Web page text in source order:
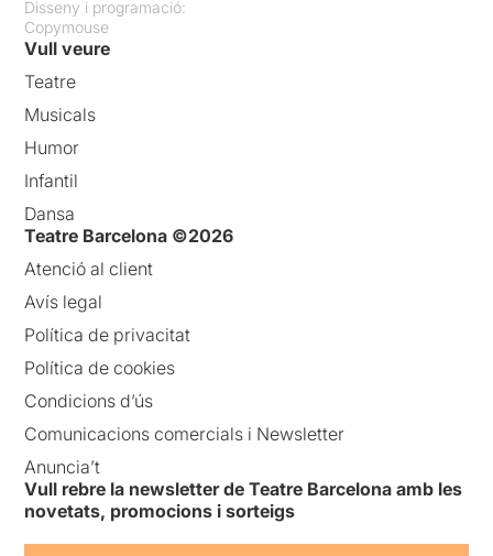
Disseny i programació:
Copymouse
Vull veure
Teatre
Musicals
Humor
Infantil
Dansa
Teatre Barcelona ©2026
Atenció al client
Avís legal
Política de privacitat
Política de cookies
Condicions d’ús
Comunicacions comercials i Newsletter
Anuncia’t
Vull rebre la newsletter de Teatre Barcelona amb les
novetats, promocions i sorteigs